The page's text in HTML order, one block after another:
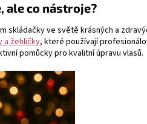
ale co nástroje?
skládačky ve světě krásných a
a žehličky, které používají
pomůcky pro kvalitní úpravu vlasů.